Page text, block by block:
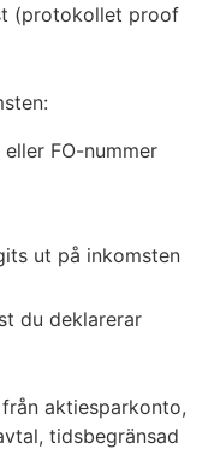
(protokollet proof
FO-nummer
ut på inkomsten
du deklarerar
aktiesparkonto,
tidsbegränsad